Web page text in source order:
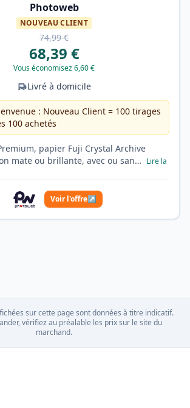
Photoweb
NOUVEAU CLIENT
74,99 €
68,39 €
Vous économisez 6,60 €
Livré à domicile
: Nouveau Client = 100 tirages
100 achetés
papier Fuji Crystal Archive
mate ou brillante, avec ou san… Lire la
Voir l'offre↗
sur cette page sont données à titre indicatif.
vérifiez au préalable les prix sur le site du
marchand.